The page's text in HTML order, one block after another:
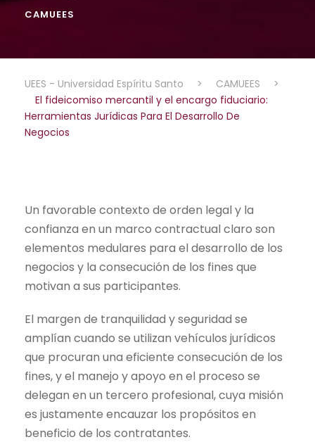
CAMUEES
UEES - Universidad Espíritu Santo > CAMUEES
>
El fideicomiso mercantil y el encargo fiduciario:
Herramientas Jurídicas Para El Desarrollo De
Negocios
Un favorable contexto de orden legal y la
confianza en un marco contractual claro son
elementos medulares para el desarrollo de los
negocios y la consecución de los fines que
motivan a sus participantes.
El margen de tranquilidad y seguridad se
amplían cuando se utilizan vehículos jurídicos
que procuran una eficiente consecución de los
fines, y el manejo y apoyo en el proceso se
delegan en un tercero profesional, cuya misión
es justamente encauzar los propósitos en
beneficio de los contratantes.